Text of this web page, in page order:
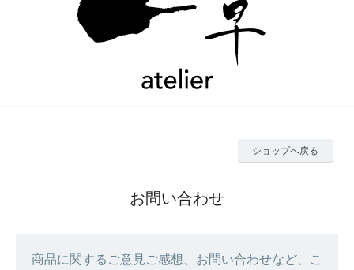
ショップへ戻る
お問い合わせ
商品に関するご意見ご感想、お問い合わせなど、こ